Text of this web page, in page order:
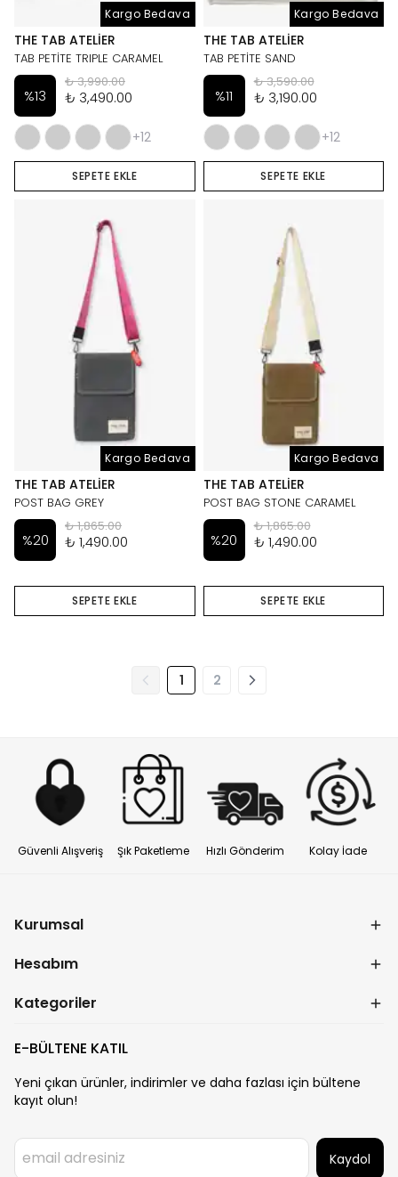
Kargo Bedava
THE TAB ATELIER
TAB PETİTE TRIPLE CARAMEL
%13
₺ 3,990.00
₺ 3,490.00
+12
SEPETE EKLE
Kargo Bedava
THE TAB ATELIER
TAB PETİTE SAND
%11
₺ 3,590.00
₺ 3,190.00
+12
SEPETE EKLE
Kargo Bedava
THE TAB ATELIER
POST BAG GREY
%20
₺ 1,865.00
₺ 1,490.00
SEPETE EKLE
Kargo Bedava
THE TAB ATELIER
POST BAG STONE CARAMEL
%20
₺ 1,865.00
₺ 1,490.00
SEPETE EKLE
1 2
Güvenli Alışveriş Şık Paketleme Hızlı Gönderim Kolay İade
Kurumsal
Hesabım
Kategoriler
E-BÜLTENE KATIL
Yeni çıkan ürünler, indirimler ve daha fazlası için bültene
kayıt olun!
Kaydol